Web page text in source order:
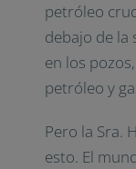
petróleo
debajo de la
en los
petróleo y
Pero la Sra.
esto. El